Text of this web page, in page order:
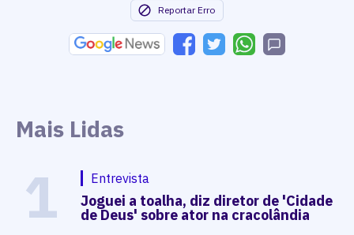
Reportar Erro
Mais Lidas
1 Entrevista
Joguei a toalha, diz diretor de 'Cidade
de Deus' sobre ator na cracolândia